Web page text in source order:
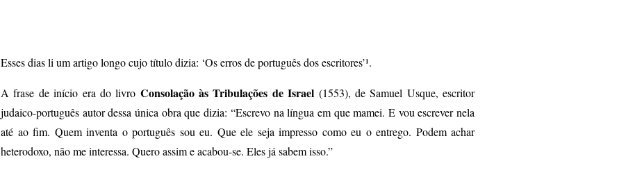
Esses dias li um artigo longo cujo título dizia: ‘Os erros de português dos escritores’¹.
A frase de início era do livro Consolação às Tribulações de Israel (1553), de Samuel Usque, escritor
judaico-português autor dessa única obra que dizia: “Escrevo na língua em que mamei. E vou escrever nela
até ao fim. Quem inventa o português sou eu. Que ele seja impresso como eu o entrego. Podem achar
heterodoxo, não me interessa. Quero assim e acabou-se. Eles já sabem isso.”